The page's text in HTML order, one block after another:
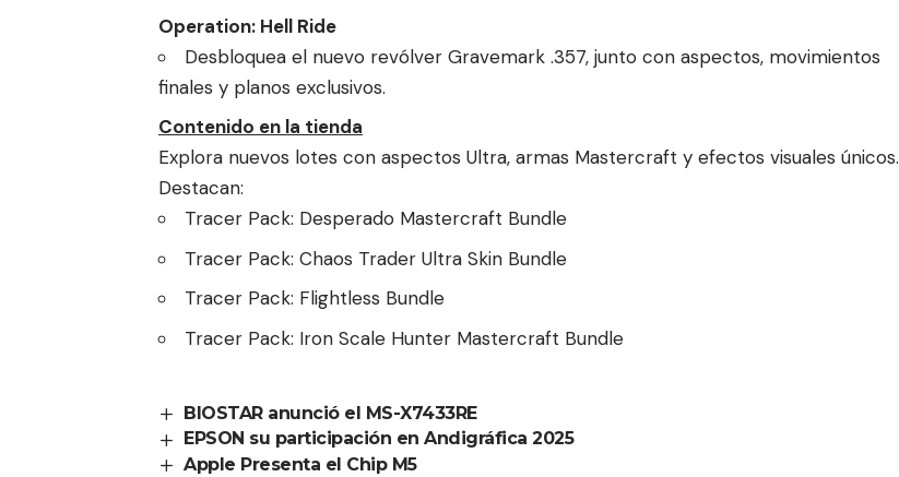
Operation: Hell Ride
Desbloquea el nuevo revólver Gravemark .357, junto con aspectos, movimientos
finales y planos exclusivos.
Contenido en la tienda
Explora nuevos lotes con aspectos Ultra, armas Mastercraft y efectos visuales únicos.
Destacan:
Tracer Pack: Desperado Mastercraft Bundle
Tracer Pack: Chaos Trader Ultra Skin Bundle
Tracer Pack: Flightless Bundle
Tracer Pack: Iron Scale Hunter Mastercraft Bundle
BIOSTAR anunció el MS-X7433RE
EPSON su participación en Andigráfica 2025
Apple Presenta el Chip M5